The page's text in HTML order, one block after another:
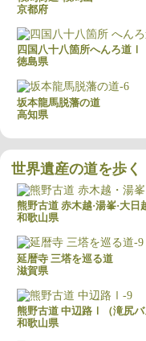
京都府
四国八十八箇所へんろ道Ⅰ
徳島県
坂本龍馬脱藩の道
高知県
世界遺産の道を歩く
熊野古道 赤木越·湯峯·大日
和歌山県
延暦寺 三塔を巡る道
滋賀県
熊野古道 中辺路Ⅰ（滝尻バ
和歌山県